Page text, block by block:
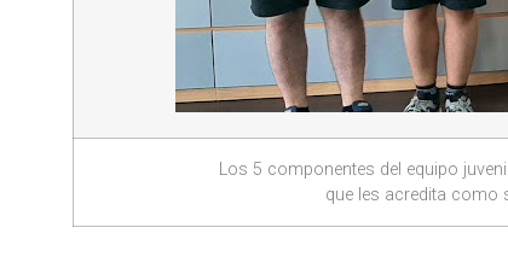
Los 5 componentes del equipo
que les acredita como